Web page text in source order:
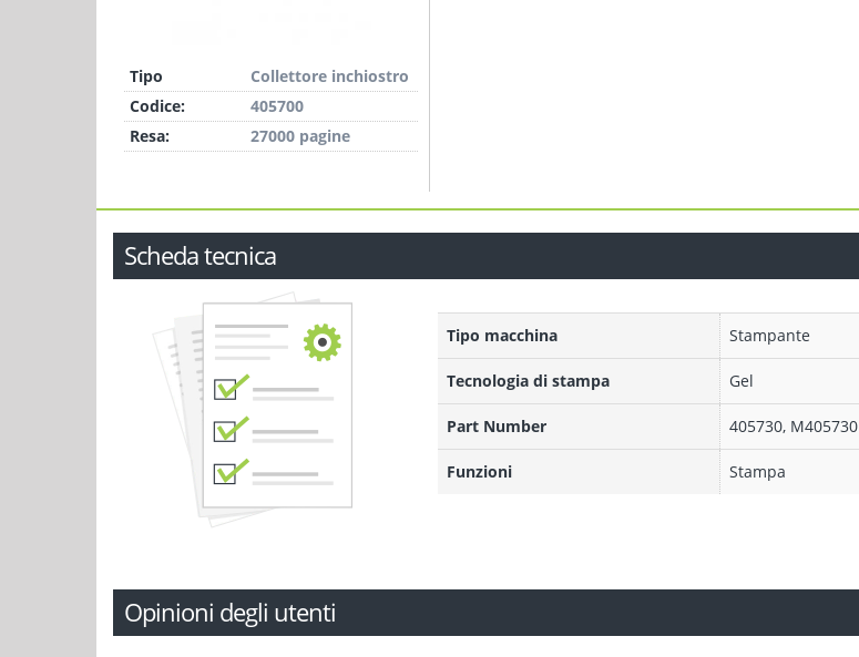
Tipo
Collettore inchiostro
Codice:
405700
Resa:
27000 pagine
Scheda tecnica
Tipo macchina Stampante
Tecnologia di stampa Gel
Part Number 405730, M405730
Funzioni Stampa
Opinioni degli utenti